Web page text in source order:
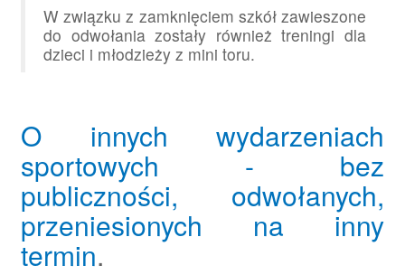
W związku z zamknięciem szkół zawieszone
do odwołania zostały również treningi dla
dzieci i młodzieży z mini toru.
O innych wydarzeniach
sportowych - bez
publiczności, odwołanych,
przeniesionych na inny
termin.